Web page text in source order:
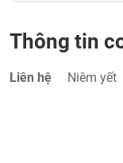
Thông tin
Liên hệ Niêm yết